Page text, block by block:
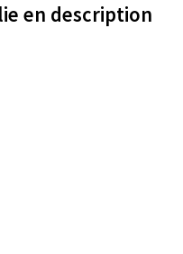
en description